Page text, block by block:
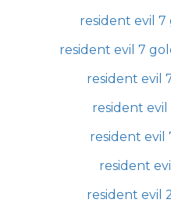
resident evil
resident evil 7
resident evil
resident
resident evil
resident
resident evil